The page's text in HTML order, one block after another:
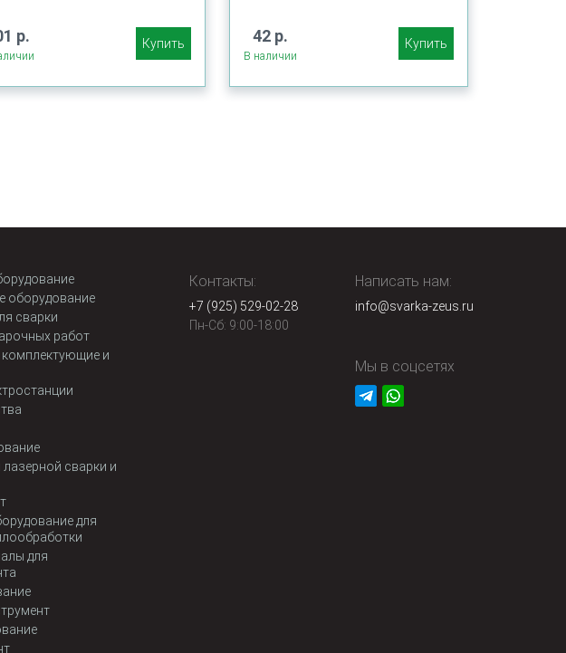
р. Купить 42 р.
В наличии
Купить
оборудование
сварки
работ
комплектующие и
сварки и
для
для
Контакты:
+7 (925) 529-02-28
Пн-Сб: 9:00-18:00
Написать нам:
info@svarka-zeus.ru
Мы в соцсетях